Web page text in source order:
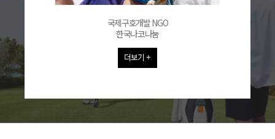
국제구호개발 NGO
한국나코나눔
더보기 +